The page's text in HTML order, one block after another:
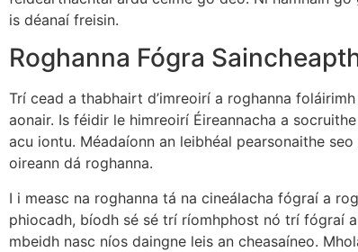
is déanaí freisin.
Roghanna Fógra
Trí cead a thabhairt d’imreoirí a roghanna
aonair. Is féidir le himreoirí Éireannacha a
acu iontu. Méadaíonn an leibhéal pearsonaithe
oireann dá roghanna.
I i measc na roghanna tá na cineálacha fógraí a
phiocadh, bíodh sé sé trí ríomhphost nó trí fógraí
mbeidh nasc níos daingne leis an cheasaíneo.